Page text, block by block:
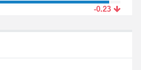
-0.23